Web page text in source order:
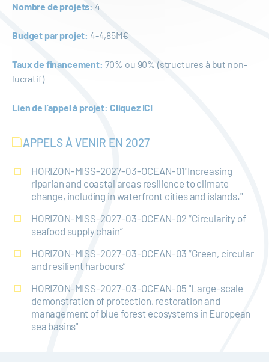
Nombre de projets: 4
Budget par projet: 4-4,85M€
Taux de financement: 70% ou 90% (structures à but non-
lucratif)
Lien de l'appel à projet: Cliquez ICI
APPELS À VENIR EN 2027
HORIZON-MISS-2027-03-OCEAN-01"Increasing
riparian and coastal areas resilience to climate
change, including in waterfront cities and islands."
HORIZON-MISS-2027-03-OCEAN-02 “Circularity of
seafood supply chain”
HORIZON-MISS-2027-03-OCEAN-03 “Green, circular
and resilient harbours”
HORIZON-MISS-2027-03-OCEAN-05 "Large-scale
demonstration of protection, restoration and
management of blue forest ecosystems in European
sea basins"